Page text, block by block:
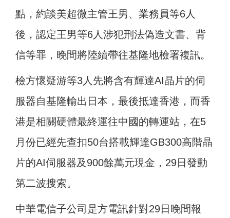
點，約談美超微主管王男、業務員等6人
後，認定王男等6人涉犯刑法偽造文書、背
信等罪，晚間將陸續帶往基隆地檢署複訊。
檢方懷疑游等3人先將含有輝達AI晶片的伺
服器自基隆輸出日本，最後抵達香港，而香
港是相關硬體最終運往中國的轉運站，在5
月份已經先查扣50台搭載輝達GB300高階晶
片的AI伺服器及900餘萬元現金，29日發動
第二波搜索。
中華電信子公司是方電訊針對29日晚間報